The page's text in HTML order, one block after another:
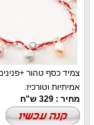
צמיד כסף טהור
אמיתיות וטורכיז.
מחיר : 329 ש"ח